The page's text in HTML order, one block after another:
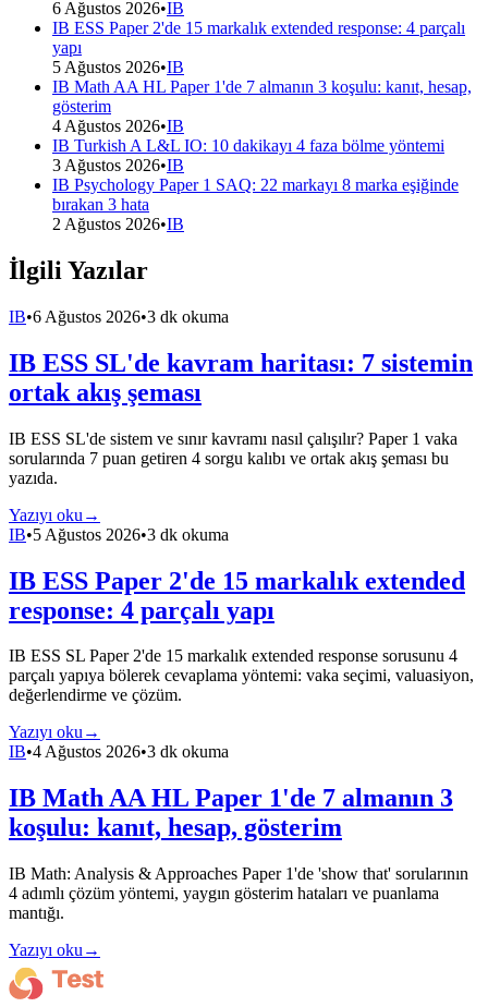
6 Ağustos 2026•IB
IB ESS Paper 2'de 15 markalık extended response: 4 parçalı
yapı
5 Ağustos 2026•IB
IB Math AA HL Paper 1'de 7 almanın 3 koşulu: kanıt, hesap,
gösterim
4 Ağustos 2026•IB
IB Turkish A L&L IO: 10 dakikayı 4 faza bölme yöntemi
3 Ağustos 2026•IB
IB Psychology Paper 1 SAQ: 22 markayı 8 marka eşiğinde
bırakan 3 hata
2 Ağustos 2026•IB
İlgili Yazılar
IB•6 Ağustos 2026•3 dk okuma
IB ESS SL'de kavram haritası: 7 sistemin
ortak akış şeması
IB ESS SL'de sistem ve sınır kavramı nasıl çalışılır? Paper 1 vaka
sorularında 7 puan getiren 4 sorgu kalıbı ve ortak akış şeması bu
yazıda.
Yazıyı oku →
IB•5 Ağustos 2026•3 dk okuma
IB ESS Paper 2'de 15 markalık extended
response: 4 parçalı yapı
IB ESS SL Paper 2'de 15 markalık extended response sorusunu 4
parçalı yapıya bölerek cevaplama yöntemi: vaka seçimi, valuasiyon,
değerlendirme ve çözüm.
Yazıyı oku→
IB•4 Ağustos 2026•3 dk okuma
IB Math AA HL Paper 1'de 7 almanın 3
koşulu: kanıt, hesap, gösterim
IB Math: Analysis & Approaches Paper 1'de 'show that' sorularının
4 adımlı çözüm yöntemi, yaygın gösterim hataları ve puanlama
mantığı.
Yazıyı oku →